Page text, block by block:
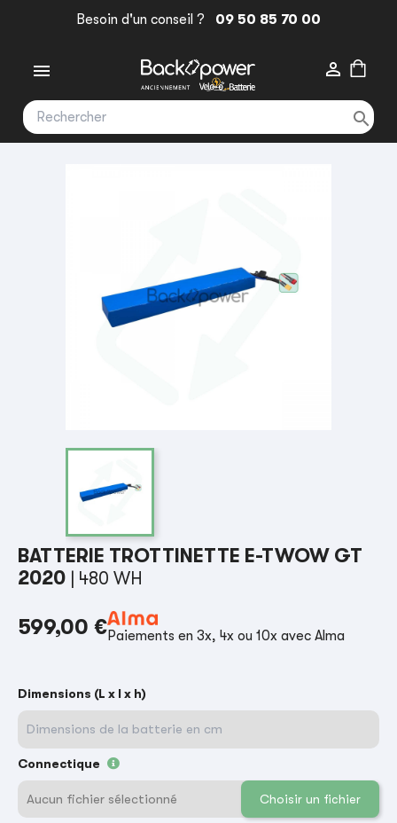
Besoin d'un conseil ? 09 50 85 70 00
 

BATTERIE TROTTINETTE E-TWOW GT
2020
| 480 WH
599,00 €Paiements en 3x, 4x ou 10x avec Alma
Dimensions (L x l x h)
Connectique
Aucun fichier sélectionné Choisir un fichier